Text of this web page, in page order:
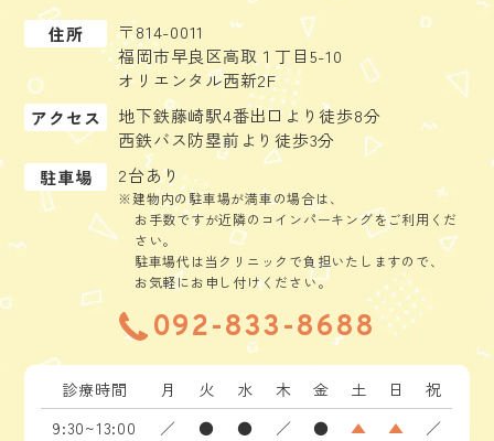
住所
〒814-0011
福岡市早良区高取１丁目5-10
オリエンタル西新2F
アクセス
地下鉄藤崎駅4番出口より徒歩8分
西鉄バス防塁前より徒歩3分
駐車場
2台あり
※建物内の駐車場が満車の場合は、
お手数ですが近隣のコインパーキングをご利用くだ
さい。
駐車場代は当クリニックで負担いたしますので、
お気軽にお申し付けください。
092-833-8688
診療時間 月 火 水 木 金 土 日
祝
9:30~13:00
／ ● ● ／ ● ▲ ▲
／